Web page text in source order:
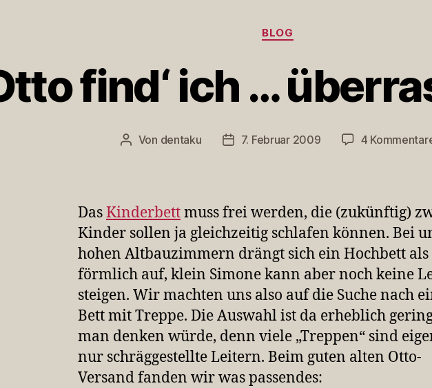
Kategorien
BLOG
find‘ ich …
Beitragsautor
Von dentaku Veröffentlichungsdatum
7. Februar 2009 4
DasKinderbettmuss frei werden, die (zukünftig)
Kinder sollen ja gleichzeitig schlafen können. Bei
hohen Altbauzimmern drängt sich ein Hochbett als
förmlich auf, klein Simone kann aber noch keine
steigen. Wir machten uns also auf die Suche nach
Bett mit Treppe. Die Auswahl ist da erheblich
man denken würde, denn viele „Treppen“ sind
nur schräggestellte Leitern. Beim guten alten Otto-
Versand fanden wir was passendes: